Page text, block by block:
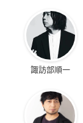
諏訪部順一